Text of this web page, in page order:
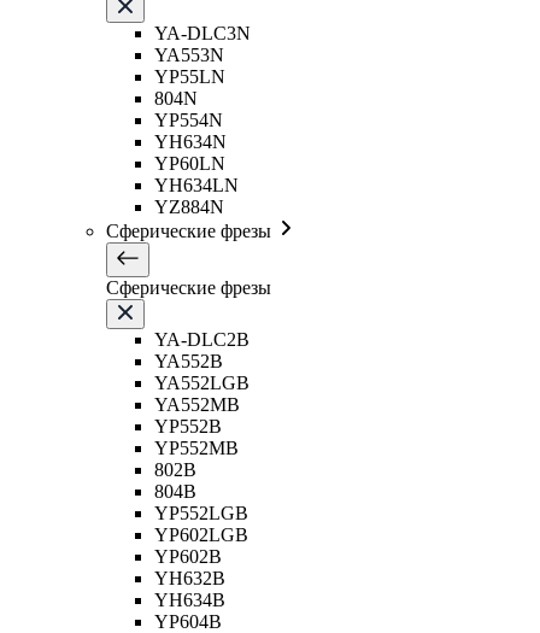
YA-DLC3N
YA553N
YP55LN
804N
YP554N
YH634N
YP60LN
YH634LN
YZ884N
Сферические фрезы
Сферические фрезы
YA-DLC2B
YA552B
YA552LGB
YA552MB
YP552B
YP552MB
802B
804B
YP552LGB
YP602LGB
YP602B
YH632B
YH634B
YP604B